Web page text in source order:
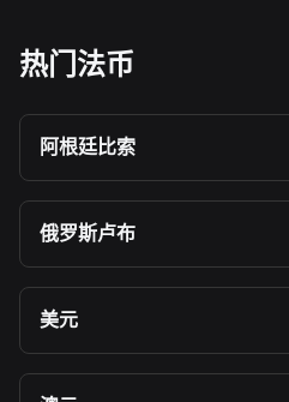
热门法币
阿根廷比索
俄罗斯卢布
美元